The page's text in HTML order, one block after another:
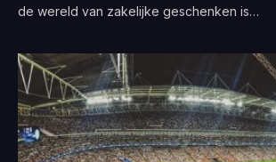
de wereld van zakelijke geschenken is…